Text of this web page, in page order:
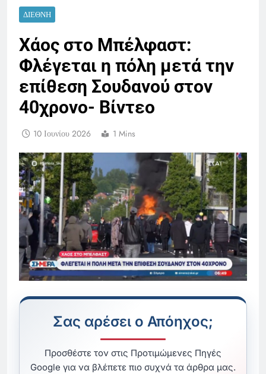
ΔΙΕΘΝΉ
Χάος στο Μπέλφαστ:
Φλέγεται η πόλη μετά την
επίθεση Σουδανού στον
40χρονο- Βίντεο
10 Ιουνίου 2026 1 Mins
Σας αρέσει ο Απόηχος;
Προσθέστε τον στις Προτιμώμενες Πηγές
Google για να βλέπετε πιο συχνά τα άρθρα μας.